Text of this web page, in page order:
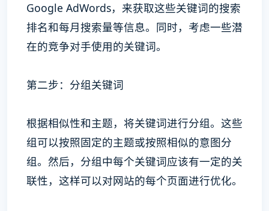
Google AdWords，来获取这些关键词的搜索
排名和每月搜索量等信息。同时，考虑一些潜
在的竞争对手使用的关键词。
第二步：分组关键词
根据相似性和主题，将关键词进行分组。这些
组可以按照固定的主题或按照相似的意图分
组。然后，分组中每个关键词应该有一定的关
联性，这样可以对网站的每个页面进行优化。